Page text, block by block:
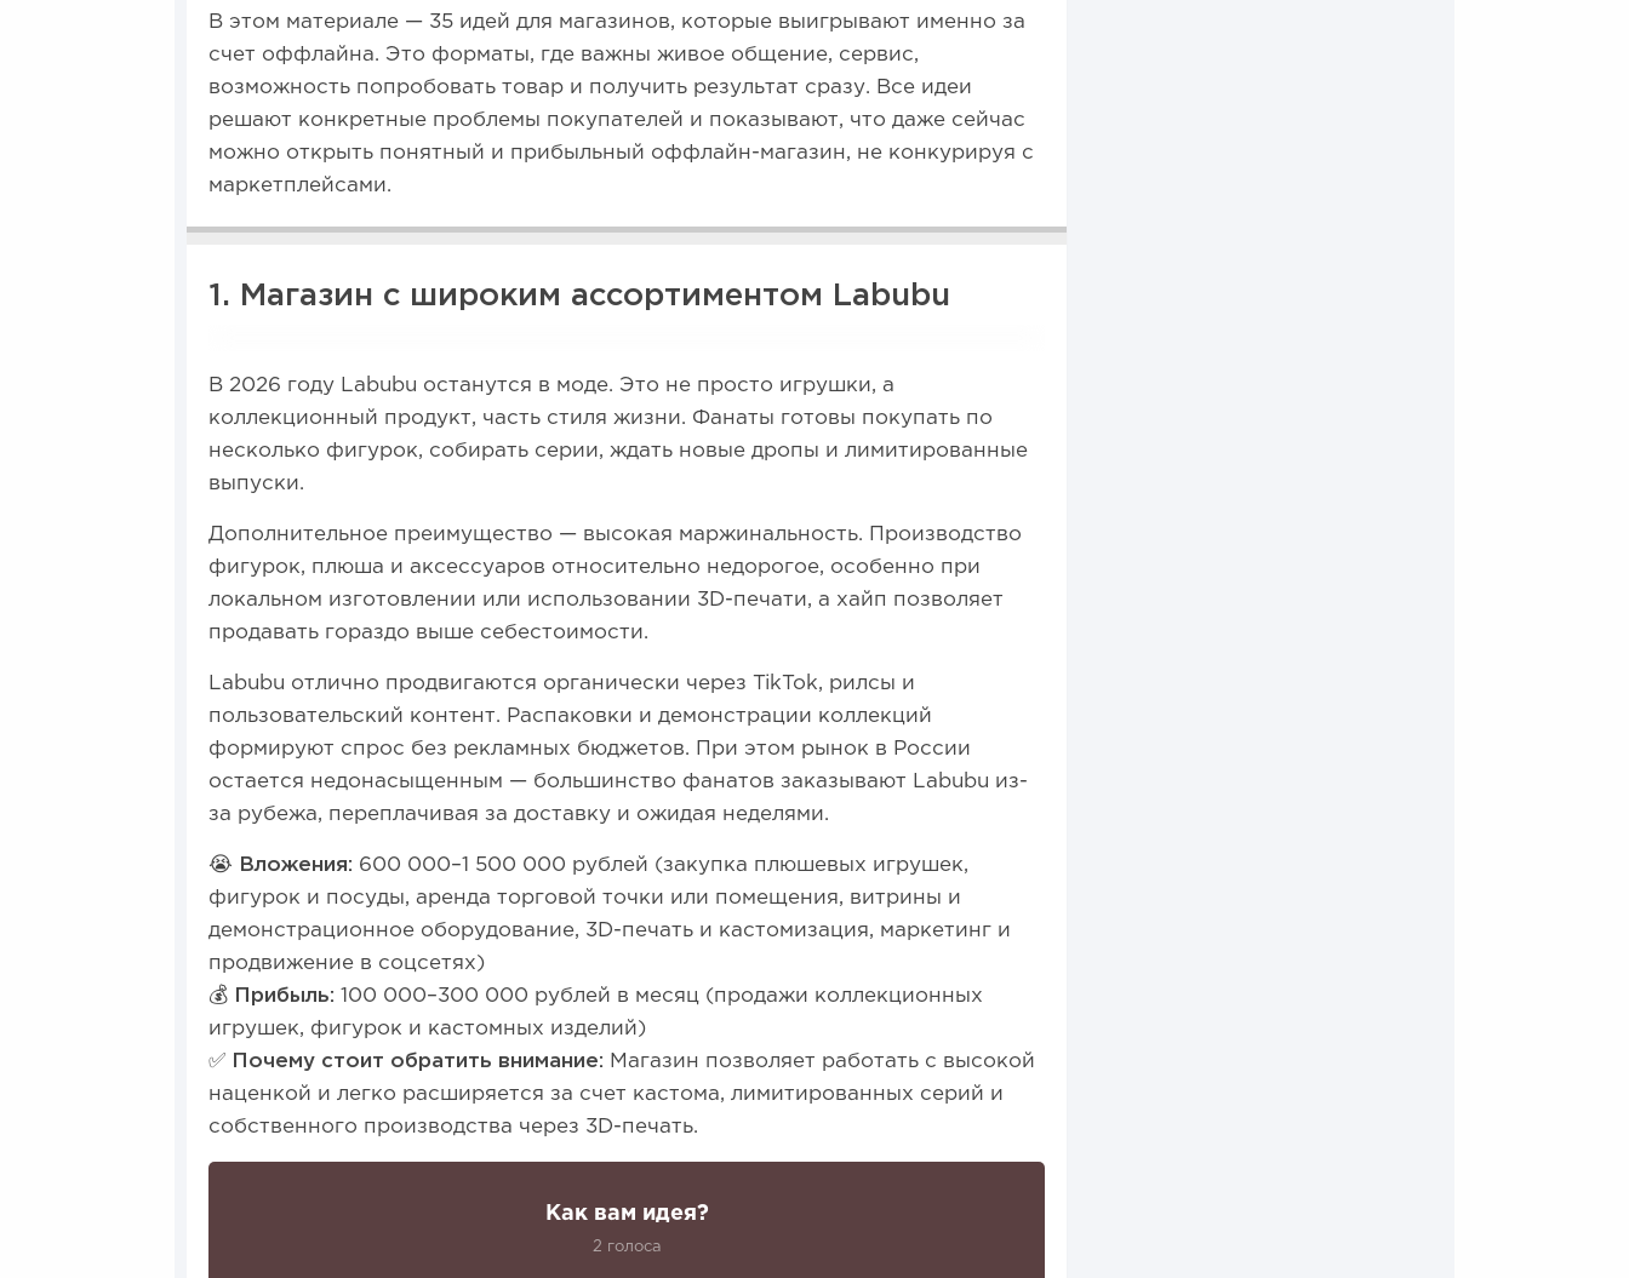
В этом материале — 35 идей для магазинов, которые выигрывают именно за
счет оффлайна. Это форматы, где важны живое общение, сервис,
возможность попробовать товар и получить результат сразу. Все идеи
решают конкретные проблемы покупателей и показывают, что даже сейчас
можно открыть понятный и прибыльный оффлайн-магазин, не конкурируя с
маркетплейсами.
1. Магазин с широким ассортиментом Labubu
В 2026 году Labubu останутся в моде. Это не просто игрушки, а
коллекционный продукт, часть стиля жизни. Фанаты готовы покупать по
несколько фигурок, собирать серии, ждать новые дропы и лимитированные
выпуски.
Дополнительное преимущество — высокая маржинальность. Производство
фигурок, плюша и аксессуаров относительно недорогое, особенно при
локальном изготовлении или использовании 3D-печати, а хайп позволяет
продавать гораздо выше себестоимости.
Labubu отлично продвигаются органически через TikTok, рилсы и
пользовательский контент. Распаковки и демонстрации коллекций
формируют спрос без рекламных бюджетов. При этом рынок в России
остается недонасыщенным — большинство фанатов заказывают Labubu из-
за рубежа, переплачивая за доставку и ожидая неделями.
😭 Вложения: 600 000–1 500 000 рублей (закупка плюшевых игрушек,
фигурок и посуды, аренда торговой точки или помещения, витрины и
демонстрационное оборудование, 3D-печать и кастомизация, маркетинг и
продвижение в соцсетях)
💰 Прибыль: 100 000–300 000 рублей в месяц (продажи коллекционных
игрушек, фигурок и кастомных изделий)
✅ Почему стоит обратить внимание: Магазин позволяет работать с высокой
наценкой и легко расширяется за счет кастома, лимитированных серий и
собственного производства через 3D-печать.
Как вам идея?
2 голоса